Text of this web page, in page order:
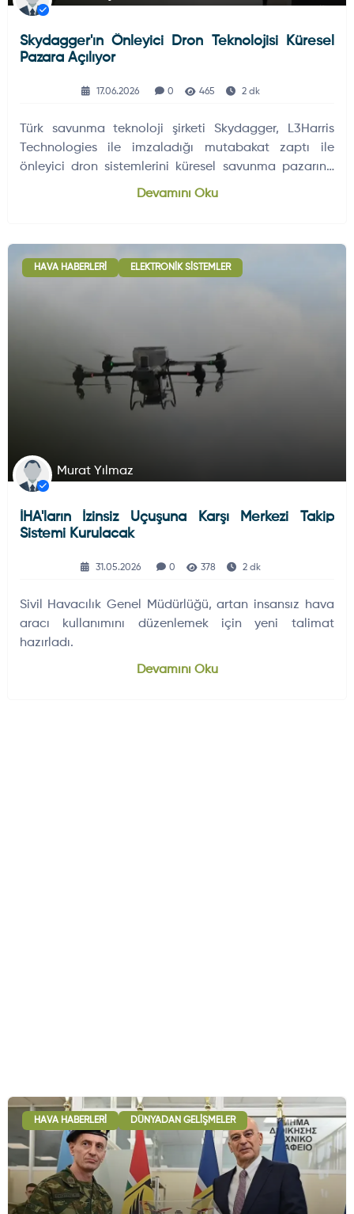
Skydagger'ın Önleyici Dron Teknolojisi Küresel
Pazara Açılıyor
17.06.2026 0 465 2 dk
Türk savunma teknoloji şirketi Skydagger, L3Harris
Technologies ile imzaladığı mutabakat zaptı ile
önleyici dron sistemlerini küresel savunma pazarına
Devamını Oku
HAVA HABERLERI ELEKTRONIK SISTEMLER
Murat Yılmaz
İHA'ların İzinsiz Uçuşuna Karşı Merkezi Takip
Sistemi Kurulacak
31.05.2026 0 378 2 dk
Sivil Havacılık Genel Müdürlüğü, artan insansız hava
aracı kullanımını düzenlemek için yeni talimat
hazırladı.
Devamını Oku
HAVA HABERLERI DÜNYADAN GELIŞMELER